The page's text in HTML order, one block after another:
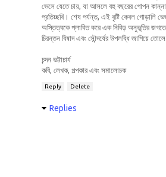
ভেসে যেতে চায়, যা আসলে বহু বছরের গোপন
প্রতিচ্ছবি। শেষ পর্যন্ত, এই বৃষ্টি কেবল গোড়ালি
অস্তিত্বকে প্লাবিত করে এক নিবিড় অনুভূতির
চিরন্তন বিষাদ এবং সৌন্দর্যের উপলব্ধি জাগিয়ে
চন্দন ভট্টাচার্য
কবি, লেখক, গল্পকার এবং সমালোচক
Reply Delete
Replies